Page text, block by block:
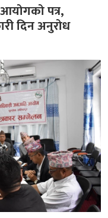
पत्र,
दिन अनुरोध